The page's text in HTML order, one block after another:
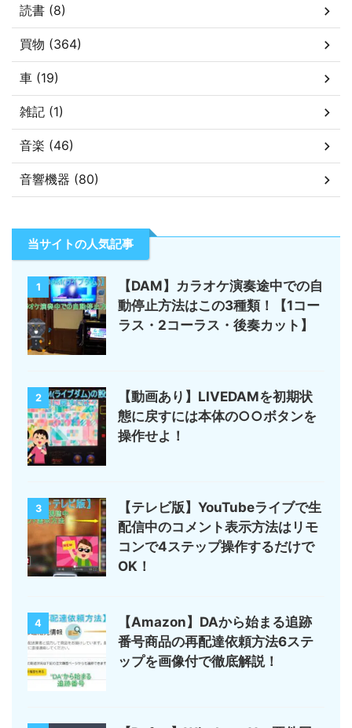
読書 (8)
買物 (364)
車 (19)
雑記 (1)
音楽 (46)
音響機器 (80)
当サイトの人気記事
1
【DAM】カラオケ演奏途中での自
動停止方法はこの3種類！【1コー
ラス・2コーラス・後奏カット】
2
【動画あり】LIVEDAMを初期状
態に戻すには本体の○○ボタンを
操作せよ！
3
【テレビ版】YouTubeライブで生
配信中のコメント表示方法はリモ
コンで4ステップ操作するだけで
OK！
4
【Amazon】DAから始まる追跡
番号商品の再配達依頼方法6ステ
ップを画像付で徹底解説！